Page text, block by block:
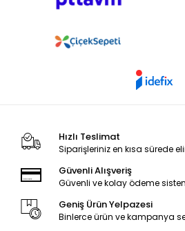
Hızlı Teslimat
Siparişleriniz en kısa sürede
Güvenli Alışveriş
Güvenli ve kolay ödeme
Geniş Ürün Yelpazesi
Binlerce ürün ve kampanya